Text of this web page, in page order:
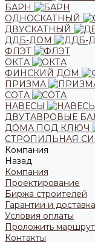
БАРН
ОДНОСКАТНЫЙ
ДВУСКАТНЫЙ
ДДБ-ДОМ
ФЛЭТ
ОКТА
ФИНСКИЙ ДОМ
ПРИЗМА
СОТА
НАВЕСЫ
ДВУТАВРОВЫЕ
ДОМА ПОД КЛЮЧ
СТРОПИЛЬНАЯ
Компания
Назад
Компания
Проектирование
Биржа строителей
Гарантии и доставка
Условия оплаты
Проложить маршрут
Контакты